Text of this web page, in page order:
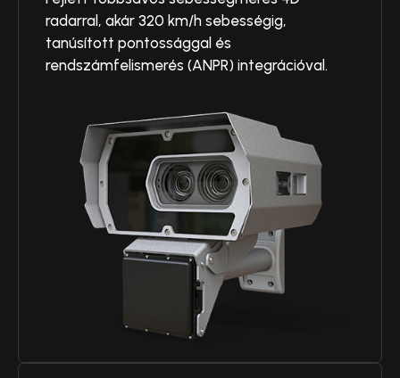
radarral, akár 320 km/h sebességig,
tanúsított pontossággal és
rendszámfelismerés (ANPR) integrációval.